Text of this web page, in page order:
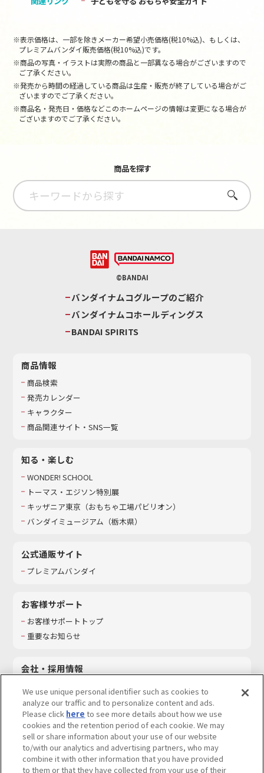
※表示価格は、一部を除きメーカー希望小売価格(税10%込)、もしくは、
プレミアムバンダイ販売価格(税10%込)です。
※商品の写真・イラストは実際の商品と一部異なる場合がございますので
ご了承ください。
※発売から時間の経過している商品は生産・販売が終了している場合がご
ざいますのでご了承ください。
※商品名・発売日・価格などこのホームページの情報は変更になる場合が
ございますのでご了承ください。
商品を探す
さがす
©BANDAI
バンダイナムコグループのご紹介
バンダイナムコホールディングス
BANDAI SPIRITS
商品情報
商品検索
発売カレンダー
キャラクター
商品関連サイト・SNS一覧
知る・楽しむ
WONDER! SCHOOL
トーマス・エジソン特別展
キッザニア東京（おもちゃ工場パビリオン）​
バンダイミュージアム（栃木県）
公式通販サイト
プレミアムバンダイ
お客様サポート
お客様サポートトップ
重要なお知らせ
会社・採用情報
採用情報
サステナビリティ
お問い合わせ
We use unique personal identifier such as cookies to
analyze our traffic and to personalize content and ads.
Please click here to see more details about how we use
cookies and the retention period of each cookie. We may
sell or share information about your use of our website
to/with our analytics and advertising partners, who may
combine it with other information that you have provided
to them or that they have collected from your use of their